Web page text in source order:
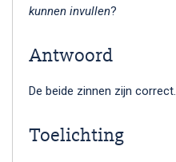
kunnen invullen?
Antwoord
De beide zinnen zijn correct.
Toelichting